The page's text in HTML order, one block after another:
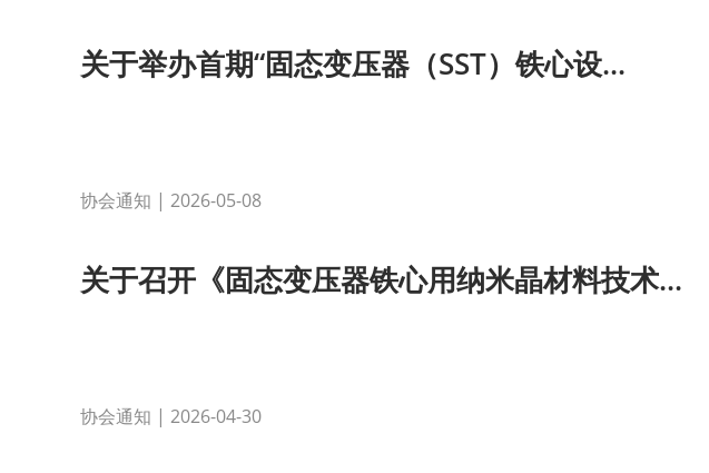
关于举办首期“固态变压器（SST）铁心设...
协会通知 | 2026-05-08
关于召开《固态变压器铁心用纳米晶材料技术...
协会通知 | 2026-04-30